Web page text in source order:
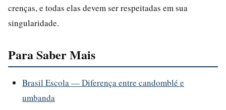
crenças, e todas elas devem ser respeitadas em sua
singularidade.
Para Saber Mais
Brasil Escola — Diferença entre candomblé e
umbanda